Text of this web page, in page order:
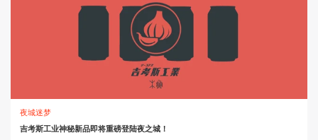
夜城迷梦
吉考斯工业神秘新品即将重磅登陆夜之城！